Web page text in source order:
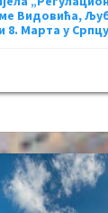
Видовића,
8. Марта у